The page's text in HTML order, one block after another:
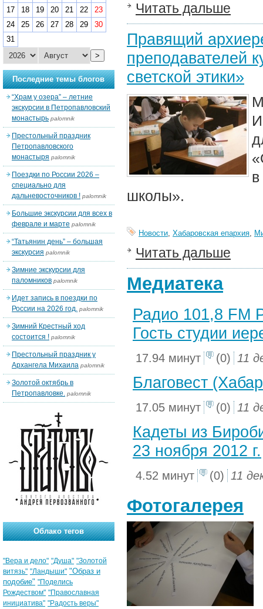
Читать дальше
Правящий
преподавателей
светской этики»
школы».
Новости, Хабаровская епархия,
Читать дальше
Медиатека
Радио 101,8 FM
Гость студии
17.94 минут (0) 11
Благовест
17.05 минут (0) 11
Кадеты из
23 ноября 2012 г.
4.52 минут (0) 11
Фотогалерея
17
18 19 20 21 22
23
24
25 26 27 28 29
30
31
>
Последние темы блогов
“Храм у озера” – летние
экскурсии в Петропавловский
монастырь palomnik
Престольный праздник
Петропавловского
монастыря palomnik
Поездки по России 2026 –
специально для
дальневосточников ! palomnik
Большие экскурсии для всех в
феврале и марте palomnik
“Татьянин день” – большая
экскурсия palomnik
Зимние экскурсии для
паломников palomnik
Идет запись в поездки по
России на 2026 год. palomnik
Зимний Крестный ход
состоится ! palomnik
Престольный праздник у
Архангела Михаила palomnik
Золотой октябрь в
Петропавловке. palomnik
Облако тегов
"Вера и дело" "Душа" "Золотой
витязь" "Ландыши" "Образ и
подобие" "Поделись
Рождеством" "Православная
инициатива" "Радость веры"